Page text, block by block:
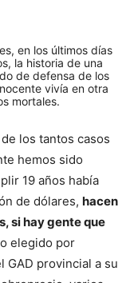
en los últimos días
la historia de una
de defensa de los
vivía en otra
mortales.
los tantos casos
hemos sido
19 años había
de dólares, hacen
si hay gente que
elegido por
GAD provincial a su